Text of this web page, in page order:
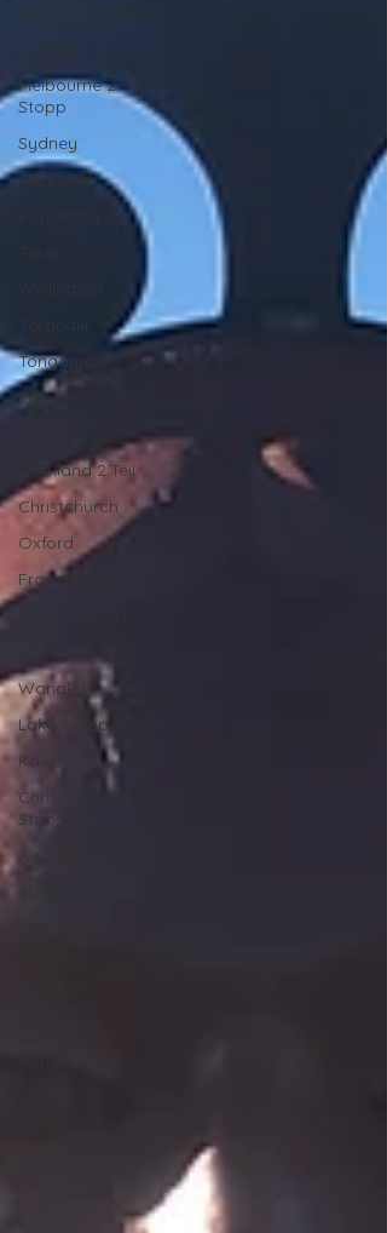
Melbourne 2.
Stopp
Sydney
Auckland
Tongariro
Tairua
Auckland 2.Teil
Christchurch
Oxford
Franz-Josef
Wanaka
Lake Tekapo
Kaikoura
Christchurch 2.
Stop
Auckland 3. Teil